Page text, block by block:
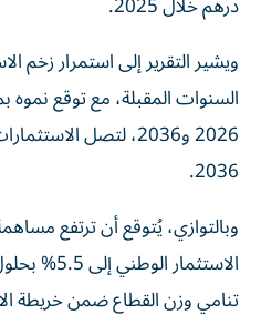
ويشير التقرير إلى استمرار زخم
2036.
وبالتوازي، يُتوقع أن ترتفع
تنامي وزن القطاع ضمن خريطة